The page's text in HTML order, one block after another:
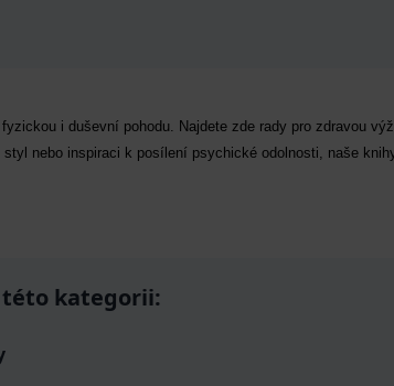
i duševní pohodu. Najdete zde rady pro zdravou
nebo inspiraci k posílení psychické odolnosti, naše
této kategorii: